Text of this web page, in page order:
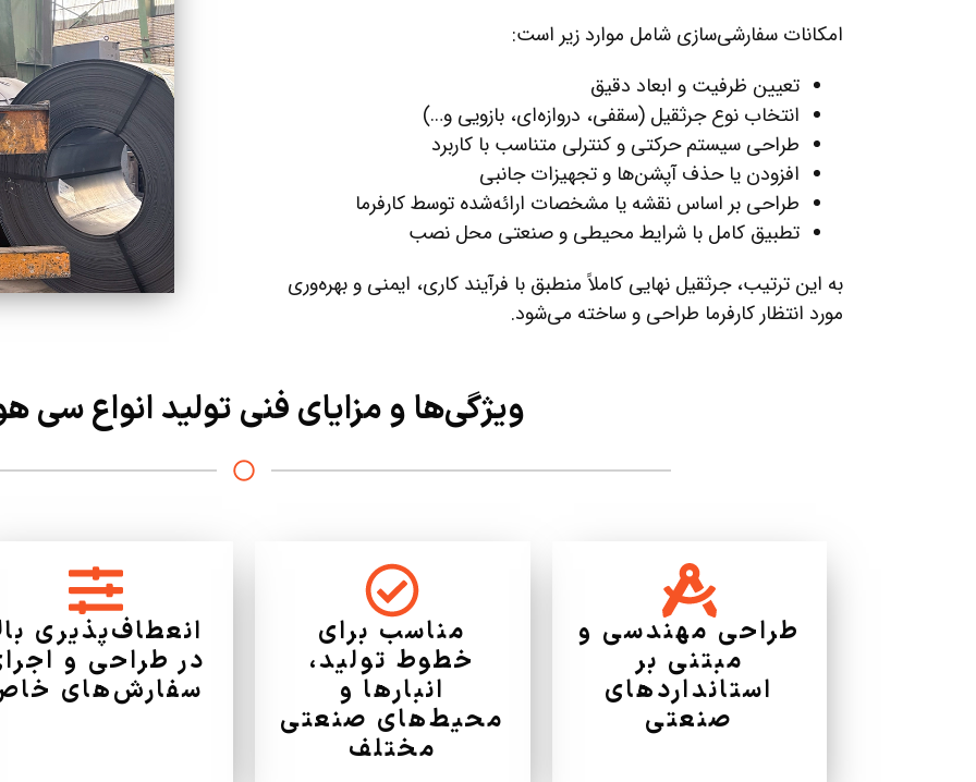
امکانات سفارشی‌سازی شامل موارد زیر است:
تعیین ظرفیت و ابعاد دقیق
انتخاب نوع جرثقیل (سقفی، دروازه‌ای، بازویی و…)
طراحی سیستم حرکتی و کنترلی متناسب با کاربرد
افزودن یا حذف آپشن‌ها و تجهیزات جانبی
طراحی بر اساس نقشه یا مشخصات ارائه‌شده توسط کارفرما
تطبیق کامل با شرایط محیطی و صنعتی محل نصب
به این ترتیب، جرثقیل نهایی کاملاً منطبق با فرآیند کاری، ایمنی و بهره‌وری
مورد انتظار کارفرما طراحی و ساخته می‌شود.
ویژگی‌ها و مزایای فنی تولید انواع سی
طراحی مهندسی و
مبتنی بر
استانداردهای
صنعتی
مناسب برای
خطوط تولید،
انبارها و
محیط‌های صنعتی
مختلف
انعطاف‌پذیری
در طراحی و
سفارش‌های